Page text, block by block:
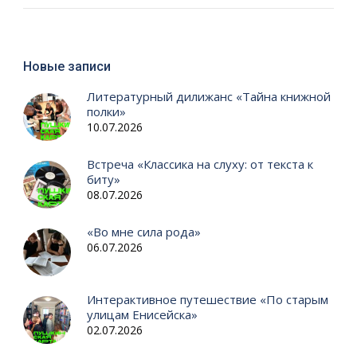
Новые записи
Литературный дилижанс «Тайна книжной
полки»
10.07.2026
Встреча «Классика на слуху: от текста к
биту»
08.07.2026
«Во мне сила рода»
06.07.2026
Интерактивное путешествие «По старым
улицам Енисейска»
02.07.2026